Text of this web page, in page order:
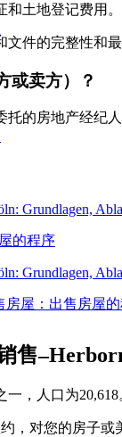
土地登记费用。
件的完整性和
或卖方）？
托的房地产经纪
的程序
房屋：出售房屋
售
，人口为20,618
，对您的房子或